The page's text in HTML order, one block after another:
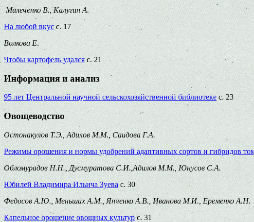
Милеченко В., Калугин А.
На любой вкус с. 17
Волкова Е.
Чтобы картофель удалсяс. 21
Информация и анализ
95 лет Центральной научной сельскохозяйственной библиотеке с. 23
Овощеводство
Остонакулов Т.Э., Адилов М.М., Саидова Г.А.
Режимы орошения и нормы удобрений адаптивных сортов и гибридов
Обломурадов Н.Н., Дусмуратова С.И.,Адилов М.М., Юнусов С.А.
Юбилей Владимира Ильича Зуева с. 30
Федосов А.Ю., Меньших А.М., Янченко А.В., Иванова М.И., Еременко А.Н.
Капельное орошение овощных культурс. 31